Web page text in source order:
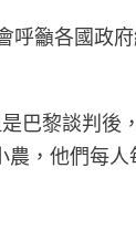
呼籲各國政
巴黎談判後
，他們每